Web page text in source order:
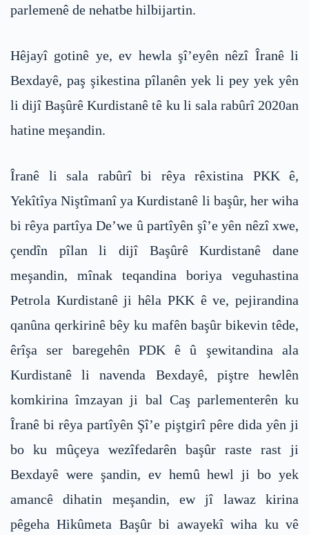
parlemenê de nehatbe hilbijartin.
Hêjayî gotinê ye, ev hewla şî’eyên nêzî Îranê li
Bexdayê, paş şikestina pîlanên yek li pey yek yên
li dijî Başûrê Kurdistanê tê ku li sala rabûrî 2020an
hatine meşandin.
Îranê li sala rabûrî bi rêya rêxistina PKK ê,
Yekîtîya Niştîmanî ya Kurdistanê li başûr, her wiha
bi rêya partîya De’we û partîyên şî’e yên nêzî xwe,
çendîn pîlan li dijî Başûrê Kurdistanê dane
meşandin, mînak teqandina boriya veguhastina
Petrola Kurdistanê ji hêla PKK ê ve, pejirandina
qanûna qerkirinê bêy ku mafên başûr bikevin têde,
êrîşa ser baregehên PDK ê û şewitandina ala
Kurdistanê li navenda Bexdayê, piştre hewlên
komkirina îmzayan ji bal Caş parlementerên ku
Îranê bi rêya partîyên Şî’e piştgirî pêre dida yên ji
bo ku mûçeya wezîfedarên başûr raste rast ji
Bexdayê were şandin, ev hemû hewl ji bo yek
amancê dihatin meşandin, ew jî lawaz kirina
pêgeha Hikûmeta Başûr bi awayekî wiha ku vê